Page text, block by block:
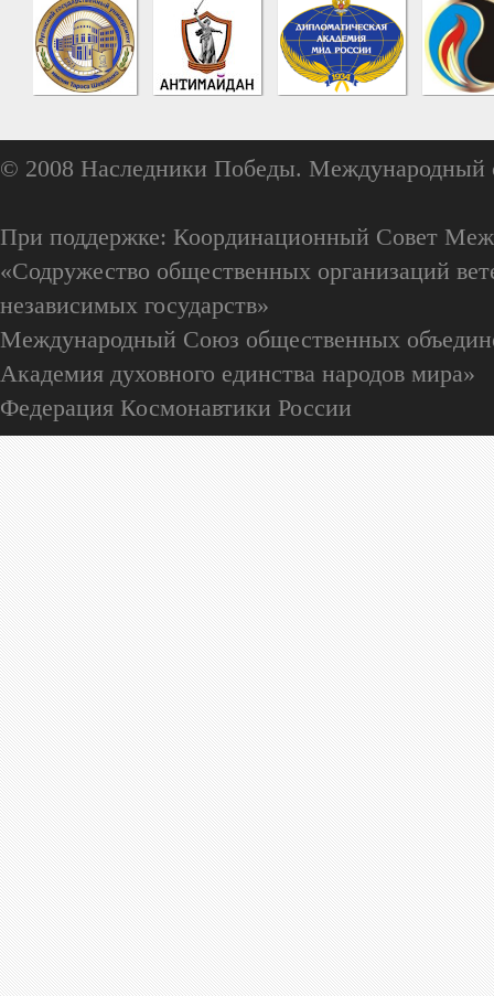
© 2008 Наследники Победы. Международный
При поддержке: Координационный Совет
«Содружество общественных организаций
независимых государств»
Международный Союз общественных
Академия духовного единства народов мира»
Федерация Космонавтики России